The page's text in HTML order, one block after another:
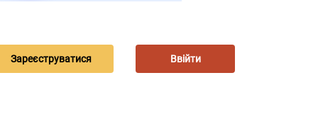
Зареєструватися Ввійти